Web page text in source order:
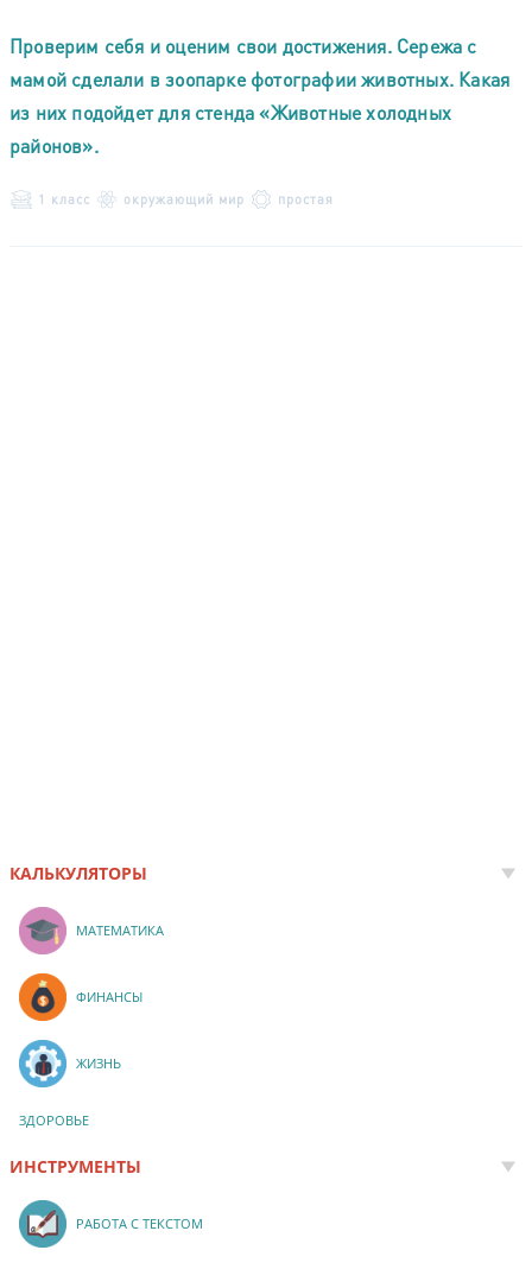
Проверим себя и оценим свои достижения. Сережа с
мамой сделали в зоопарке фотографии животных. Какая
из них подойдет для стенда «Животные холодных
районов».
1 класс окружающий мир простая
КАЛЬКУЛЯТОРЫ
МАТЕМАТИКА
ФИНАНСЫ
ЖИЗНЬ
ЗДОРОВЬЕ
ИНСТРУМЕНТЫ
РАБОТА С ТЕКСТОМ